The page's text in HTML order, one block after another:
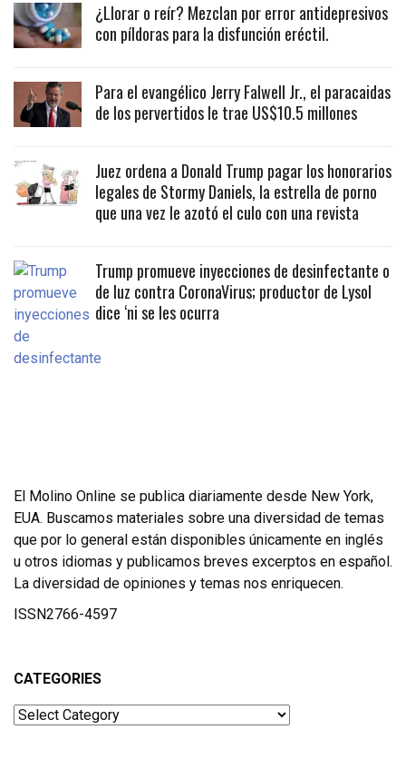
¿Llorar o reír? Mezclan por error antidepresivos
con píldoras para la disfunción eréctil.
Para el evangélico Jerry Falwell Jr., el paracaidas
de los pervertidos le trae US$10.5 millones
Juez ordena a Donald Trump pagar los honorarios
legales de Stormy Daniels, la estrella de porno
que una vez le azotó el culo con una revista
Trump promueve inyecciones de desinfectante o
de luz contra CoronaVirus; productor de Lysol
dice ‘ni se les ocurra
El Molino Online se publica diariamente desde New York,
EUA. Buscamos materiales sobre una diversidad de temas
que por lo general están disponibles únicamente en inglés
u otros idiomas y publicamos breves excerptos en español.
La diversidad de opiniones y temas nos enriquecen.
ISSN2766-4597
CATEGORIES
Categories